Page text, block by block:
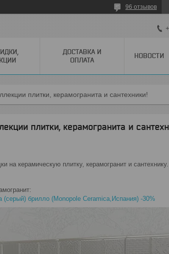
96 отзывов
ДОСТАВКА И
ОПЛАТА
НОВОСТИ
плитки, керамогранита и сантехники!
плитки, керамогранита и
на керамическую плитку, керамогранит и сантехнику.
(серый) брилло (Monopole Ceramica,Испания) -30%